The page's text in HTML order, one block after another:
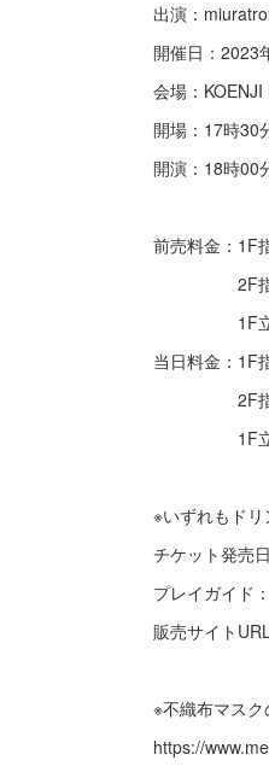
出演：
開催日：2023
会場：KOENJI
開場：17時30
開演：18時00
前売料金：1F
2F指定
1F立ち
当日料金：1F
2F指定
1F立ち
※いずれもド
チケット発売
プレイガイド
販売サイト
※不織布マスク
https://